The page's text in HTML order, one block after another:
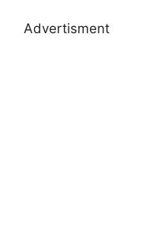
Advertisment